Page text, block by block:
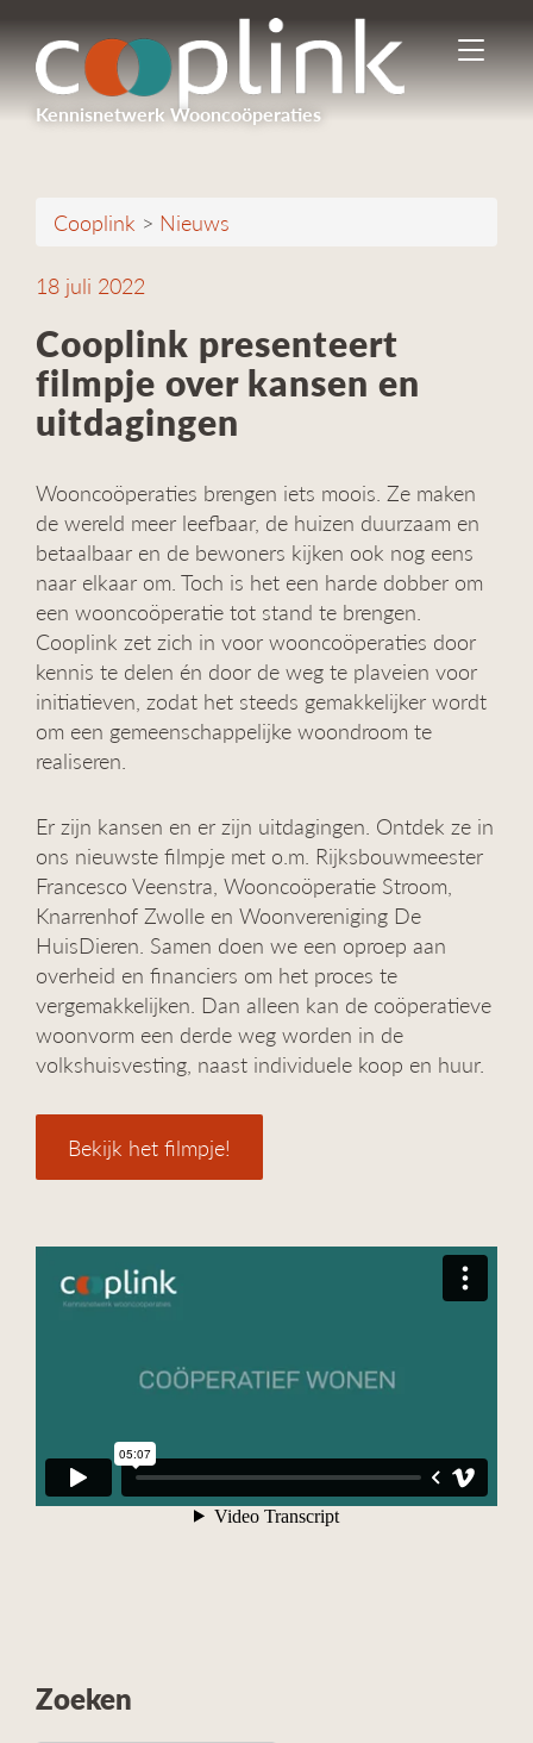
Kennisnetwerk Wooncoöperaties
I
n
-
v
i
g
a
e
Cooplink > Nieuws
18 juli 2022
Cooplink presenteert
filmpje over kansen en
uitdagingen
Wooncoöperaties brengen iets moois. Ze maken
de wereld meer leefbaar, de huizen duurzaam en
betaalbaar en de bewoners kijken ook nog eens
naar elkaar om. Toch is het een harde dobber om
een wooncoöperatie tot stand te brengen.
Cooplink zet zich in voor wooncoöperaties door
kennis te delen én door de weg te plaveien voor
initiatieven, zodat het steeds gemakkelijker wordt
om een gemeenschappelijke woondroom te
realiseren.
Er zijn kansen en er zijn uitdagingen. Ontdek ze in
ons nieuwste filmpje met o.m. Rijksbouwmeester
Francesco Veenstra, Wooncoöperatie Stroom,
Knarrenhof Zwolle en Woonvereniging De
HuisDieren. Samen doen we een oproep aan
overheid en financiers om het proces te
vergemakkelijken. Dan alleen kan de coöperatieve
woonvorm een derde weg worden in de
volkshuisvesting, naast individuele koop en huur.
Bekijk het filmpje!
Zoeken